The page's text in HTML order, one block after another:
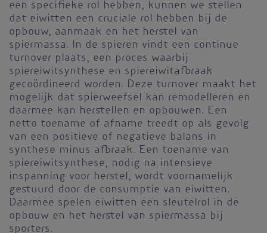
een specifieke rol hebben, kunnen we stellen
dat eiwitten een cruciale rol hebben bij de
opbouw, aanmaak en het herstel van
spiermassa. In de spieren vindt een continue
turnover plaats, een proces waarbij
spiereiwitsynthese en spiereiwitafbraak
gecoördineerd worden. Deze turnover maakt het
mogelijk dat spierweefsel kan remodelleren en
daarmee kan herstellen en opbouwen. Een
netto toename of afname treedt op als gevolg
van een positieve of negatieve balans in
synthese minus afbraak. Een toename van
spiereiwitsynthese, nodig na intensieve
inspanning voor herstel, wordt voornamelijk
gestuurd door de consumptie van eiwitten.
Daarmee spelen eiwitten een sleutelrol in de
opbouw en het herstel van spiermassa bij
sporters.